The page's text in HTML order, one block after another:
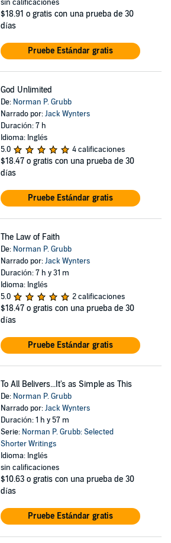
sin calificaciones
$18.91 o gratis con una prueba de 30
días
Pruebe Estándar gratis
God Unlimited
De: Norman P. Grubb
Narrado por:Jack Wynters
Duración: 7 h
Idioma: Inglés
5.0
4 calificaciones
$18.47 o gratis con una prueba de 30
días
Pruebe Estándar gratis
The Law of Faith
De: Norman P. Grubb
Narrado por:Jack Wynters
Duración: 7 h y 31 m
Idioma: Inglés
5.0
2 calificaciones
$18.47 o gratis con una prueba de 30
días
Pruebe Estándar gratis
To All Belivers...It's as Simple as This
De: Norman P. Grubb
Narrado por:Jack Wynters
Duración: 1 h y 57 m
Serie: Norman P. Grubb: Selected
Shorter Writings
Idioma: Inglés
sin calificaciones
$10.63 o gratis con una prueba de 30
días
Pruebe Estándar gratis